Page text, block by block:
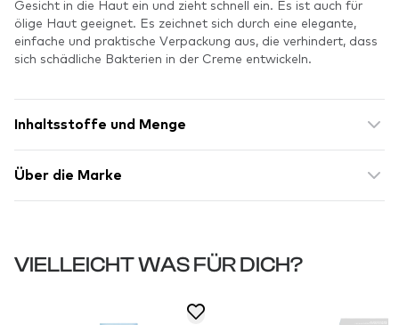
Gesicht in die Haut ein und zieht schnell ein. Es ist auch für
ölige Haut geeignet. Es zeichnet sich durch eine elegante,
einfache und praktische Verpackung aus, die verhindert, dass
sich schädliche Bakterien in der Creme entwickeln.
Inhaltsstoffe und Menge
Über die Marke
VIELLEICHT WAS FÜR DICH?